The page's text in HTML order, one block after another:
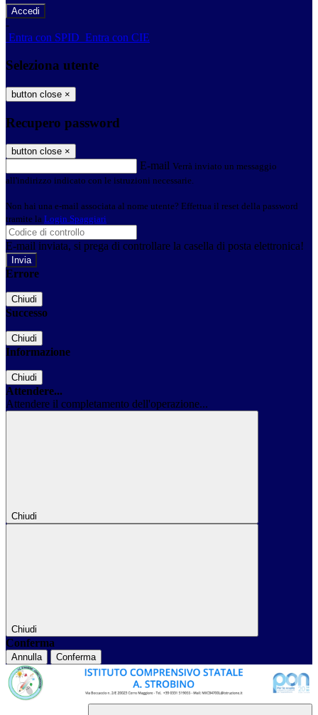
-
Entra con SPID Entra con CIE
Seleziona utente
button close ×
Recupero password
button close ×
E-mail Verrà inviato un messaggio
all'indirizzo indicato con le istruzioni necessarie.
Non hai una e-mail associata al nome utente? Effettua il reset della password
tramite la Login Spaggiari
E-mail inviata, si prega di controllare la casella di posta elettronica!
Errore
Chiudi
Successo
Chiudi
Informazione
Chiudi
Attendere...
Attendere il completamento dell'operazione...
Chiudi
Chiudi
Conferma
Annulla Conferma